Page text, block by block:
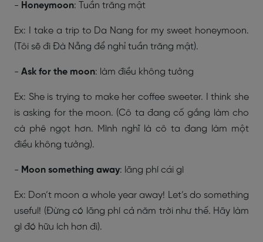
- Honeymoon: Tuần trăng mật
Ex: I take a trip to Da Nang for my sweet honeymoon.
(Tôi sẽ đi Đà Nẵng để nghỉ tuần trăng mật).
- Ask for the moon: làm điều không tưởng
Ex: She is trying to make her coffee sweeter. I think she
is asking for the moon. (Cô ta đang cố gắng làm cho
cà phê ngọt hơn. Mình nghĩ là cô ta đang làm một
điều không tưởng).
- Moon something away: lãng phí cái gì
Ex: Don’t moon a whole year away! Let’s do something
useful! (Đừng có lãng phí cả năm trời như thế. Hãy làm
gì đó hữu ích hơn đi).